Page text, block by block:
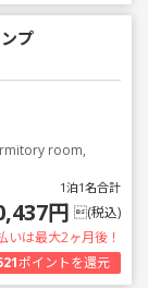
プ
room,
1泊1名合計
円 (税込)
いは最大2ヶ月後！
ポイントを還元